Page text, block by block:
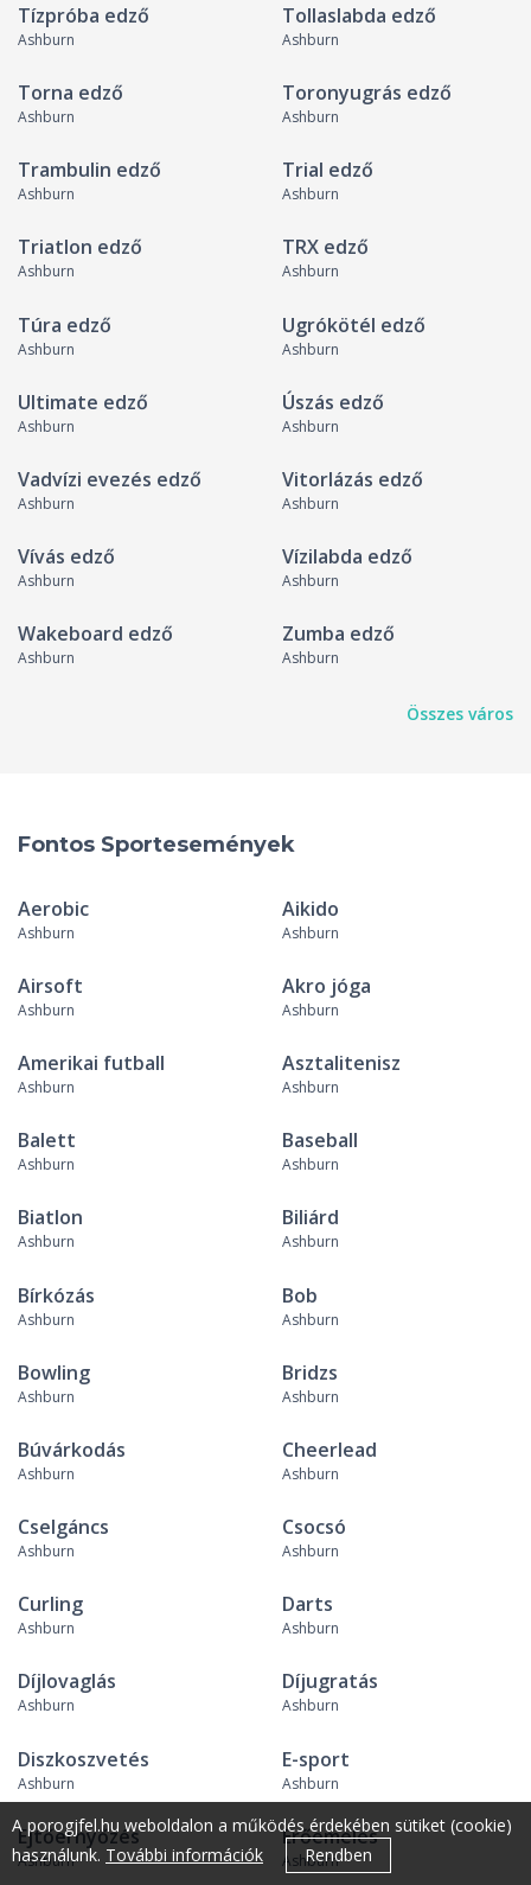
Tízpróba edző
Ashburn
Tollaslabda edző
Ashburn
Torna edző
Ashburn
Toronyugrás edző
Ashburn
Trambulin edző
Ashburn
Trial edző
Ashburn
Triatlon edző
Ashburn
TRX edző
Ashburn
Túra edző
Ashburn
Ugrókötél edző
Ashburn
Ultimate edző
Ashburn
Úszás edző
Ashburn
Vadvízi evezés edző
Ashburn
Vitorlázás edző
Ashburn
Vívás edző
Ashburn
Vízilabda edző
Ashburn
Wakeboard edző
Ashburn
Zumba edző
Ashburn
Összes város
Fontos Sportesemények
Aerobic
Ashburn
Aikido
Ashburn
Airsoft
Ashburn
Akro jóga
Ashburn
Amerikai futball
Ashburn
Asztalitenisz
Ashburn
Balett
Ashburn
Baseball
Ashburn
Biatlon
Ashburn
Biliárd
Ashburn
Bírkózás
Ashburn
Bob
Ashburn
Bowling
Ashburn
Bridzs
Ashburn
Búvárkodás
Ashburn
Cheerlead
Ashburn
Cselgáncs
Ashburn
Csocsó
Ashburn
Curling
Ashburn
Darts
Ashburn
Díjlovaglás
Ashburn
Díjugratás
Ashburn
Diszkoszvetés
Ashburn
E-sport
Ashburn
Ejtőernyőzés
Ashburn
Erőemelés
Ashburn
A porogjfel.hu weboldalon a működés érdekében sütiket (cookie)
használunk. További információk Rendben